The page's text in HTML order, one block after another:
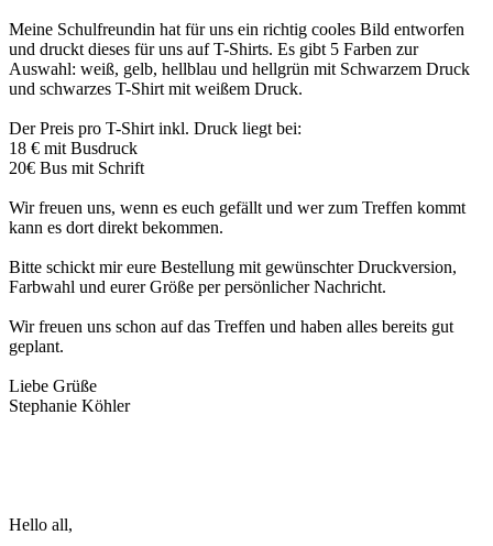
Meine Schulfreundin hat für uns ein richtig cooles Bild entworfen
und druckt dieses für uns auf T-Shirts. Es gibt 5 Farben zur
Auswahl: weiß, gelb, hellblau und hellgrün mit Schwarzem Druck
und schwarzes T-Shirt mit weißem Druck.
Der Preis pro T-Shirt inkl. Druck liegt bei:
18 € mit Busdruck
20€ Bus mit Schrift
Wir freuen uns, wenn es euch gefällt und wer zum Treffen kommt
kann es dort direkt bekommen.
Bitte schickt mir eure Bestellung mit gewünschter Druckversion,
Farbwahl und eurer Größe per persönlicher Nachricht.
Wir freuen uns schon auf das Treffen und haben alles bereits gut
geplant.
Liebe Grüße
Stephanie Köhler
Hello all,